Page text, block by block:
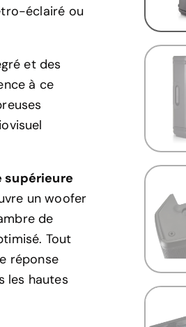
éclairé ou
et des
à ce
supérieure
un woofer
de
Tout
réponse
les hautes